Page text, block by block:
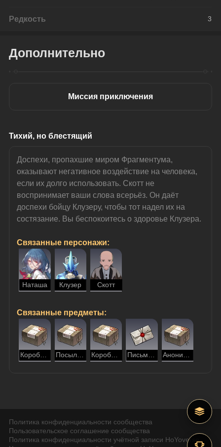
Редкость 3
Дополнительно
Миссия приключения
Тихий, но блестящий
Доспехи, пропахшие миром Фрагментума,
оказывают негативное воздействие на человека,
если их долго использовать. Скотт не
воспринимает ваши слова всерьёз. Он даёт
доспехи бойцу Клузеру, чтобы тот надел их на
состязание. Вы беспокоитесь о здоровье Клузера.
Связанные персонажи:
Наташа Клузер Скотт
Связанные предметы:
Коробка детской одежды Посылка с сухим молоком
Политика конфиденциальности сообщества
Пользовательское соглашение сообщества
Политика конфиденциальности учётной записи HoYoverse